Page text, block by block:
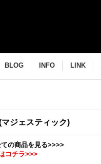
BLOG INFO LINK
ジェスティック)
の商品を見る>>>>
コチラ>>>